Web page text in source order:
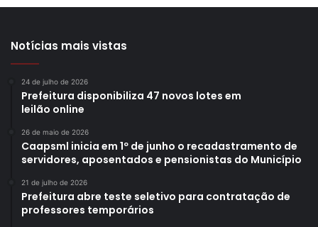
Notícias mais vistas
24 de julho de 2026
Prefeitura disponibiliza 47 novos lotes em
leilão online
26 de maio de 2026
Caapsml inicia em 1º de junho o recadastramento de
servidores, aposentados e pensionistas do Município
21 de julho de 2026
Prefeitura abre teste seletivo para contratação de
professores temporários